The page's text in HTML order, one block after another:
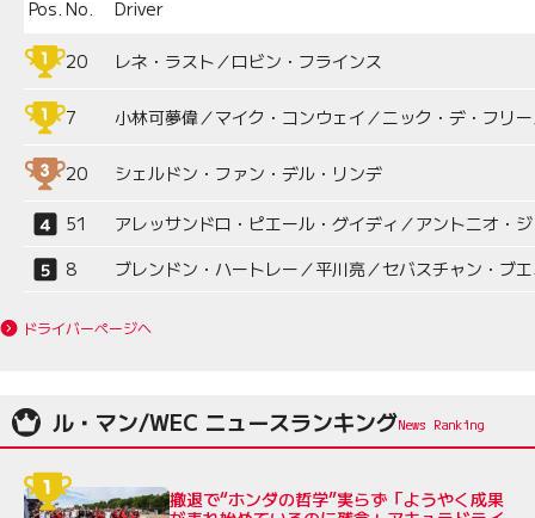
Pos. No. Driver
20 レネ・ラスト／ロビン・フラインス
7 小林可夢偉／マイク・コンウェイ／ニック・デ・フリ
20 シェルドン・ファン・デル・リンデ
51
アレッサンドロ・ピエール・グイディ／アントニオ・
8
ブレンドン・ハートレー／平川亮／セバスチャン・ブ
ドライバーページへ
ル・マン/WEC ニュースランキング
撤退で“ホンダの哲学”実らず「ようやく成果